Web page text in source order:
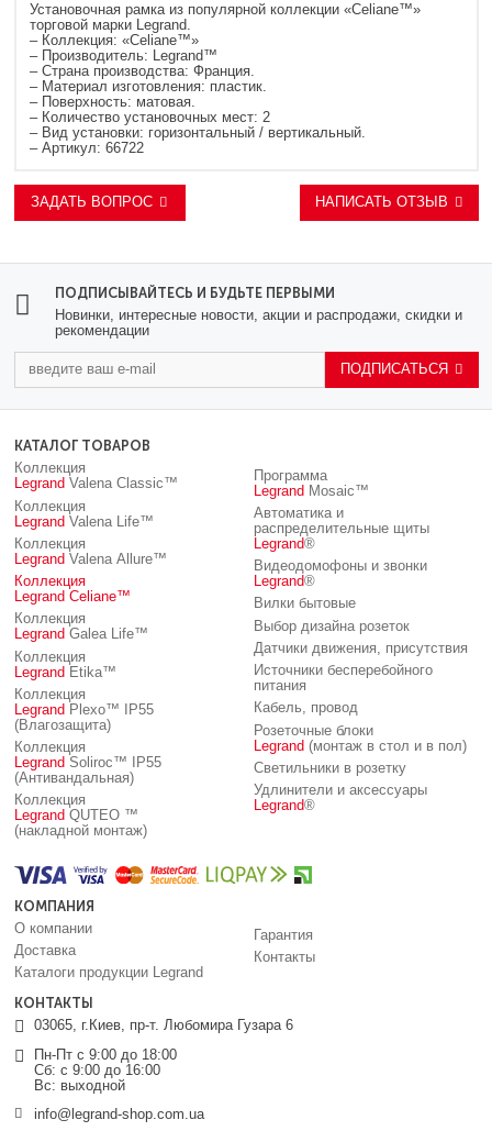
Установочная рамка из популярной коллекции «Celiane™»
торговой марки Legrand.
– Коллекция: «Celiane™»
– Производитель: Legrand™
– Страна производства: Франция.
– Материал изготовления: пластик.
– Поверхность: матовая.
– Количество установочных мест: 2
– Вид установки: горизонтальный / вертикальный.
– Артикул: 66722
ЗАДАТЬ ВОПРОС НАПИСАТЬ ОТЗЫВ
ПОДПИСЫВАЙТЕСЬ И БУДЬТЕ ПЕРВЫМИ
Новинки, интересные новости, акции и распродажи, скидки и
рекомендации
ПОДПИСАТЬСЯ
КОНТАКТЫ
03065, г.Киев, пр-т. Любомира Гузара 6
Пн-Пт с 9:00 до 18:00
Сб: с 9:00 до 16:00
Вс: выходной
info@legrand-shop.com.ua
КОМПАНИЯ
О компании
Доставка
Каталоги продукции Legrand
Гарантия
Контакты
КАТАЛОГ ТОВАРОВ
Коллекция
Legrand Valena Classic™
Коллекция
Legrand Valena Life™
Коллекция
Legrand Valena Allure™
Коллекция
Legrand Celiane™
Коллекция
Legrand Galea Life™
Коллекция
Legrand Etika™
Коллекция
Legrand Plexo™ IP55
(Влагозащита)
Коллекция
Legrand Soliroc™ IP55
(Антивандальная)
Коллекция
Legrand QUTEO ™
(накладной монтаж)
Программа
Legrand Mosaic™
Автоматика и
распределительные щиты
Legrand®
Видеодомофоны и звонки
Legrand®
Вилки бытовые
Выбор дизайна розеток
Датчики движения, присутствия
Источники бесперебойного
питания
Кабель, провод
Розеточные блоки
Legrand (монтаж в стол и в пол)
Светильники в розетку
Удлинители и аксессуары
Legrand®